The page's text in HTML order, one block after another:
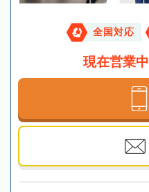
全国対応
現在営業中